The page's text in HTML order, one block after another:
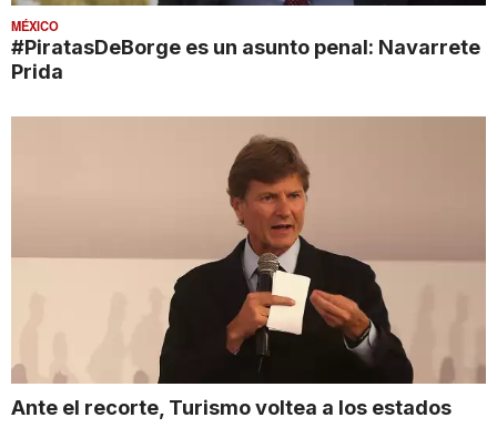
MÉXICO
#PiratasDeBorge es un asunto penal: Navarrete
Prida
Ante el recorte, Turismo voltea a los estados